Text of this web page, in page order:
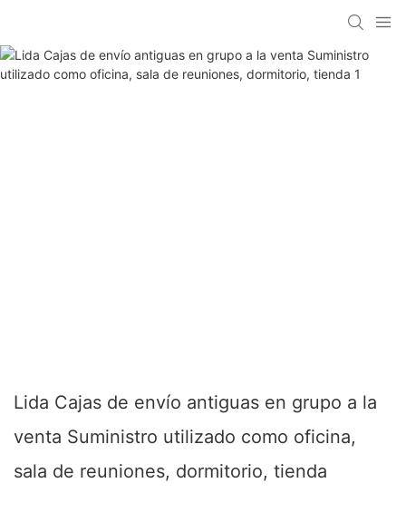
Lida Cajas de envío antiguas en grupo a la
venta Suministro utilizado como oficina,
sala de reuniones, dormitorio, tienda